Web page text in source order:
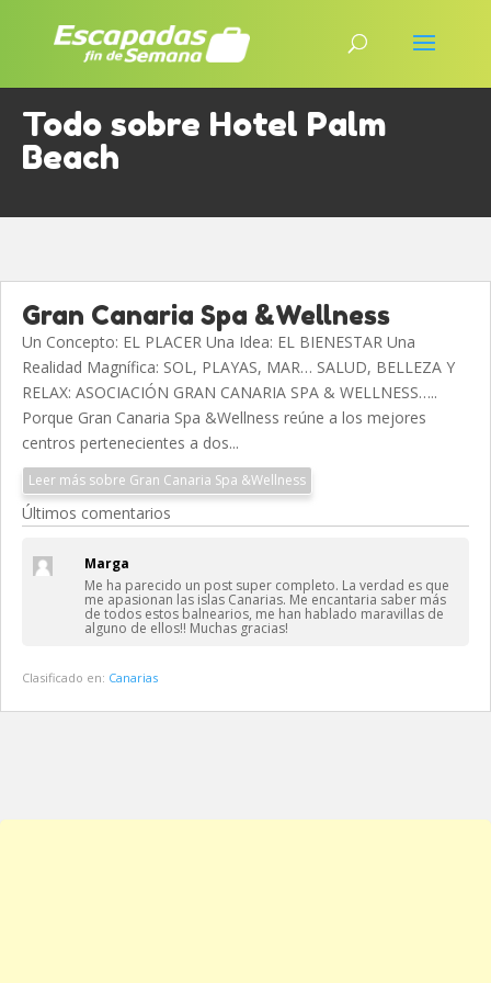
Todo sobre Hotel Palm
Beach
Gran Canaria Spa &Wellness
Un Concepto: EL PLACER Una Idea: EL BIENESTAR Una
Realidad Magnífica: SOL, PLAYAS, MAR… SALUD, BELLEZA Y
RELAX: ASOCIACIÓN GRAN CANARIA SPA & WELLNESS…..
Porque Gran Canaria Spa &Wellness reúne a los mejores
centros pertenecientes a dos...
Leer más sobre Gran Canaria Spa &Wellness
Últimos comentarios
Marga
Me ha parecido un post super completo. La verdad es que
me apasionan las islas Canarias. Me encantaria saber más
de todos estos balnearios, me han hablado maravillas de
alguno de ellos!! Muchas gracias!
Clasificado en: Canarias